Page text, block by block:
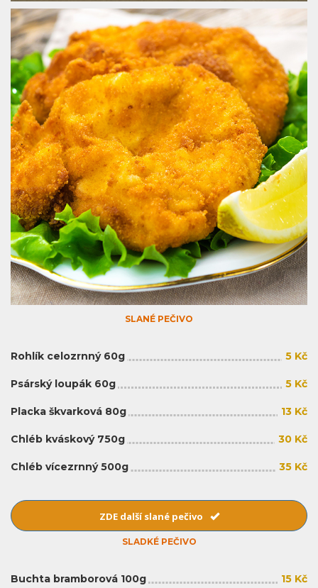
SLANÉ PEČIVO
Rohlík celozrnný 60g 5 Kč
Psárský loupák 60g 5 Kč
Placka škvarková 80g 13 Kč
Chléb kváskový 750g 30 Kč
Chléb vícezrnný 500g 35 Kč
ZDE další slané pečivo
SLADKÉ PEČIVO
Buchta bramborová 100g 15 Kč